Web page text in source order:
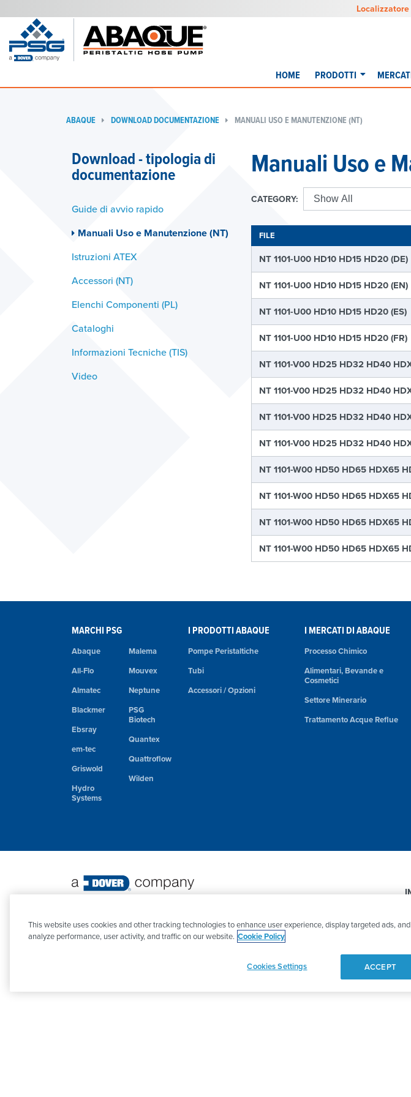
HOME PRODOTTI
ABAQUE DOWNLOAD DOCUMENTAZIONE MANUALI USO E MANUTENZIONE (NT)
Download - tipologia di
documentazione
Guide di avvio rapido
Manuali Uso e Manutenzione (NT)
Istruzioni ATEX
Accessori (NT)
Elenchi Componenti (PL)
Cataloghi
Informazioni Tecniche (TIS)
Video
Manuali Uso e
CATEGORY:
FILE
NT 1101-U00 HD10 HD15 HD20 (DE)
NT 1101-U00 HD10 HD15 HD20 (EN)
NT 1101-U00 HD10 HD15 HD20 (ES)
NT 1101-U00 HD10 HD15 HD20 (FR)
NT 1101-V00 HD25 HD32 HD40
NT 1101-V00 HD25 HD32 HD40
NT 1101-V00 HD25 HD32 HD40
NT 1101-V00 HD25 HD32 HD40
NT 1101-W00 HD50 HD65 HDX65
NT 1101-W00 HD50 HD65 HDX65
NT 1101-W00 HD50 HD65 HDX65
NT 1101-W00 HD50 HD65 HDX65
MARCHI PSG
Abaque
All-Flo
Almatec
Blackmer
Ebsray
em-tec
Griswold
Hydro
Systems
Malema
Mouvex
Neptune
PSG
Biotech
Quantex
Quattroflow
Wilden
I PRODOTTI ABAQUE
Pompe Peristaltiche
Tubi
Accessori / Opzioni
I MERCATI DI ABAQUE
Processo Chimico
Alimentari, Bevande e
Cosmetici
Settore Minerario
Trattamento Acque Reflue
This website uses cookies and other tracking technologies to enhance user experience, display targeted ads,
analyze performance, user activity, and traffic on our website. Cookie Policy
Cookies Settings ACCEPT